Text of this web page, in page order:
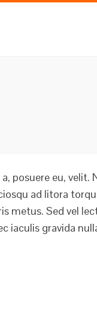
posuere eu, velit.
ad litora
metus. Sed vel
iaculis gravida